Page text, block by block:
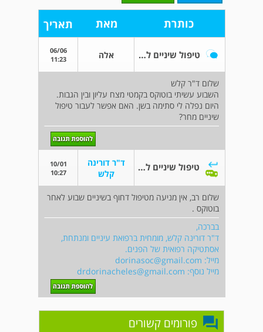
כותרת מאת תאריך
טיפול שיניים לאחר בוטוקס אלה
06/06
11:23
שלום ד"ר קלש
השבוע עשיתי בוטוקס בקמטי מצח עליון ובין הגבות.
היום נפלה לי סתימה בשן. האם אפשר לעבור טיפול
שיניים מחר?
טיפול שיניים לאחר בוטוקס
ד"ר דורינה
קלש
10/01
10:27
שלום רב, אין מניעה מטיפול דחוף בשיניים שבוע לאחר
בוטוקס .
בברכה,
ד"ר דורינה קלש, מומחית ברפואת עיניים ומנתחת,
אסתטיקה רפואית של הפנים.
מייל: dorinasoc@gmail.com
מייל נוסף: drdorinacheles@gmail.com
פורומים קשורים